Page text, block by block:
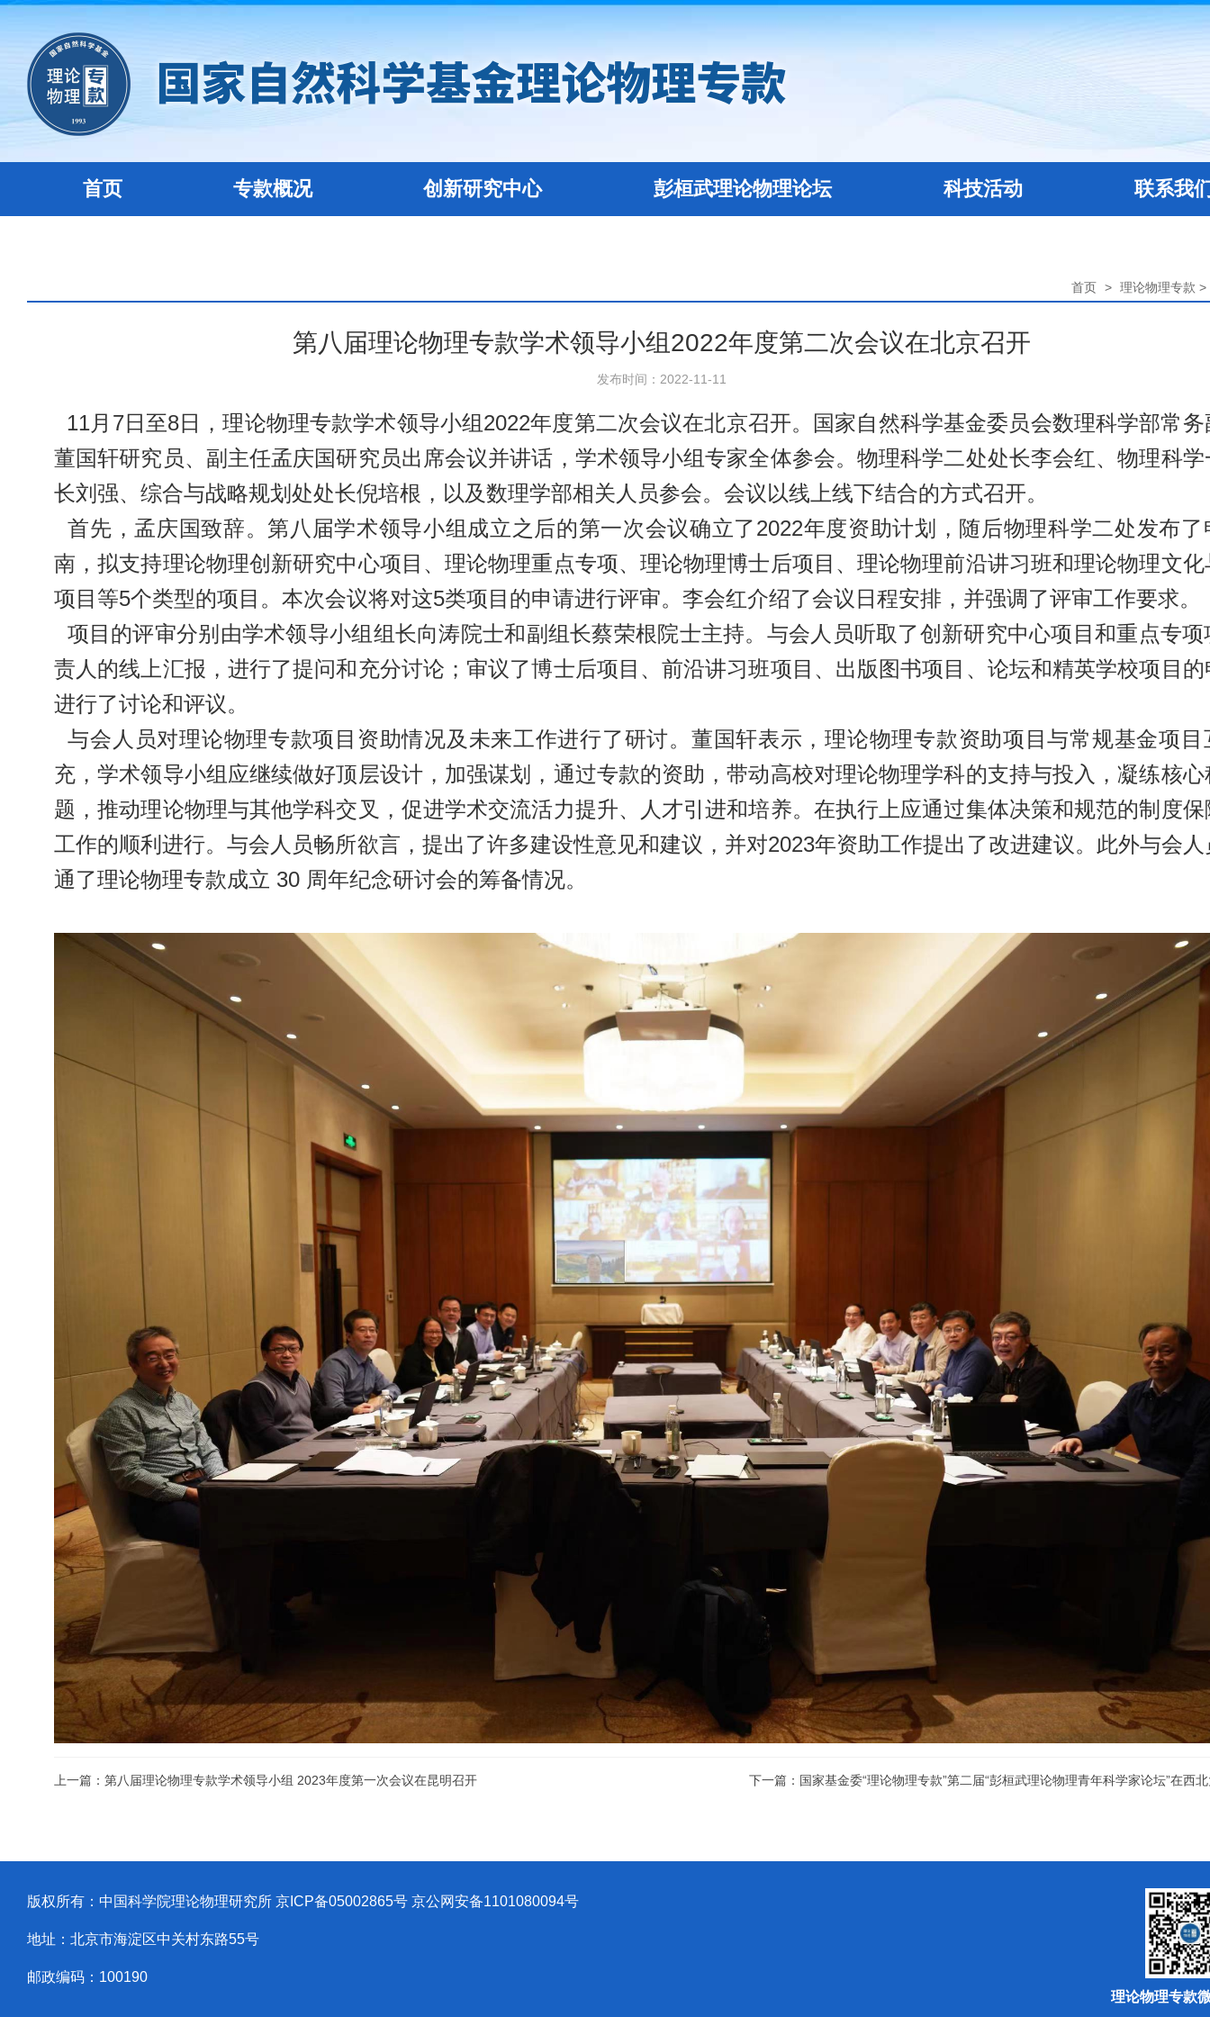
首页 专款概况 创新研究中心 彭桓武理论物理论坛 科技活动 联系我
首页 > 理论物理专款 >
第八届理论物理专款学术领导小组2022年度第二次会议在北京召开
发布时间：2022-11-11
11月7日至8日，理论物理专款学术领导小组2022年度第二次会议在北京召开。国家自然科学基金委员会数理科学部常务
董国轩研究员、副主任孟庆国研究员出席会议并讲话，学术领导小组专家全体参会。物理科学二处处长李会红、物理科学
长刘强、综合与战略规划处处长倪培根，以及数理学部相关人员参会。会议以线上线下结合的方式召开。
首先，孟庆国致辞。第八届学术领导小组成立之后的第一次会议确立了2022年度资助计划，随后物理科学二处发布了
南，拟支持理论物理创新研究中心项目、理论物理重点专项、理论物理博士后项目、理论物理前沿讲习班和理论物理文化
项目等5个类型的项目。本次会议将对这5类项目的申请进行评审。李会红介绍了会议日程安排，并强调了评审工作要求。
项目的评审分别由学术领导小组组长向涛院士和副组长蔡荣根院士主持。与会人员听取了创新研究中心项目和重点专项
责人的线上汇报，进行了提问和充分讨论；审议了博士后项目、前沿讲习班项目、出版图书项目、论坛和精英学校项目的
进行了讨论和评议。
与会人员对理论物理专款项目资助情况及未来工作进行了研讨。董国轩表示，理论物理专款资助项目与常规基金项目
充，学术领导小组应继续做好顶层设计，加强谋划，通过专款的资助，带动高校对理论物理学科的支持与投入，凝练核心
题，推动理论物理与其他学科交叉，促进学术交流活力提升、人才引进和培养。在执行上应通过集体决策和规范的制度保
工作的顺利进行。与会人员畅所欲言，提出了许多建设性意见和建议，并对2023年资助工作提出了改进建议。此外与会
通了理论物理专款成立 30 周年纪念研讨会的筹备情况。
上一篇：第八届理论物理专款学术领导小组 2023年度第一次会议在昆明召开 下一篇：国家基金委“理论物理专款”第二届“彭桓武理论物理青年科学家论坛”在西
版权所有：中国科学院理论物理研究所 京ICP备05002865号 京公网安备1101080094号
地址：北京市海淀区中关村东路55号
邮政编码：100190
理论物理专款